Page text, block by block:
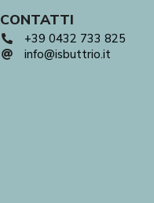
CONTATTI
+39 0432 733 825
info@isbuttrio.it